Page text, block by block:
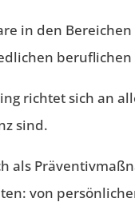
in den
richtet sich an
sind.
als
von